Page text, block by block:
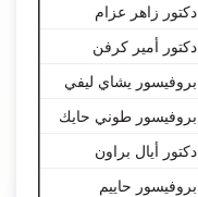
دكتور زاهر عزام
دكتور أمير كرفن
بروفيسور يشاي ليفي
بروفيسور طوني حايك
دكتور أيال براون
بروفيسور حاييم